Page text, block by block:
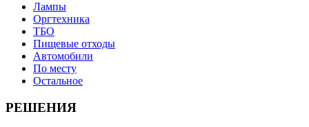
Лампы
Оргтехника
ТБО
Пищевые отходы
Автомобили
По месту
Остальное
РЕШЕНИЯ